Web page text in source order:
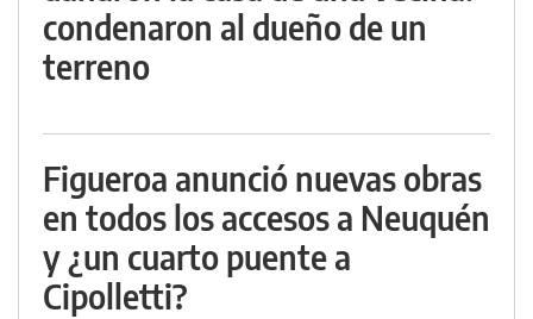
condenaron al dueño de un
terreno
Figueroa anunció nuevas obras
en todos los accesos a Neuquén
y ¿un cuarto puente a
Cipolletti?